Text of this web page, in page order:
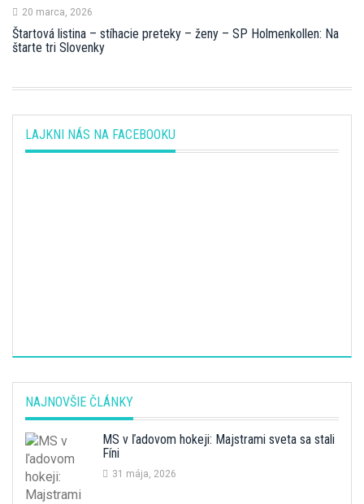
20 marca, 2026
Štartová listina – stíhacie preteky – ženy – SP Holmenkollen: Na
štarte tri Slovenky
LAJKNI NÁS NA FACEBOOKU
NAJNOVŠIE ČLÁNKY
MS v ľadovom hokeji: Majstrami sveta sa stali
Fíni
31 mája, 2026